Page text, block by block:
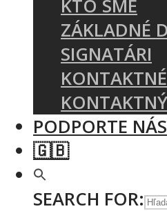
KTO SME
ZÁKLADNÉ
SIGNATÁRI
PODPORTE NÁS
🇬🇧
SEARCH FOR: